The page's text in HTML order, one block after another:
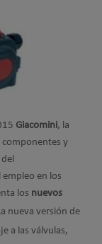
Giacomini, la
componentes y
en los
los nuevos
nueva versión de
a las válvulas,